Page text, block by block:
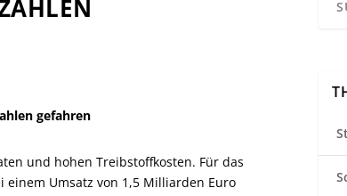
gefahren
und hohen Treibstoffkosten. Für das
einem Umsatz von 1,5 Milliarden Euro